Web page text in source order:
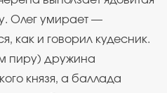
Олег умирает —
как и говорил кудесник.
пиру) дружина
князя, а баллада